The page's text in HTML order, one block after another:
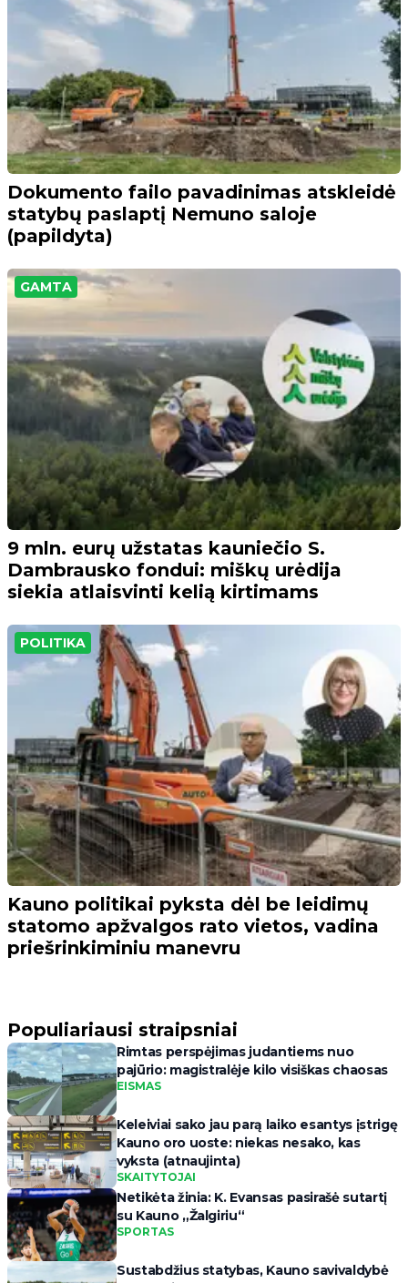
Dokumento failo pavadinimas atskleidė
statybų paslaptį Nemuno saloje
(papildyta)
GAMTA
9 mln. eurų užstatas kauniečio S.
Dambrausko fondui: miškų urėdija
siekia atlaisvinti kelią kirtimams
POLITIKA
Kauno politikai pyksta dėl be leidimų
statomo apžvalgos rato vietos, vadina
priešrinkiminiu manevru
Populiariausi straipsniai
Rimtas perspėjimas judantiems nuo
pajūrio: magistralėje kilo visiškas chaosas
EISMAS
Keleiviai sako jau parą laiko esantys įstrigę
Kauno oro uoste: niekas nesako, kas
vyksta (atnaujinta)
SKAITYTOJAI
Netikėta žinia: K. Evansas pasirašė sutartį
su Kauno „Žalgiriu“
SPORTAS
Sustabdžius statybas, Kauno savivaldybė